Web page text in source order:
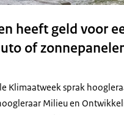
heeft geld voor
of
Klimaatweek sprak
Milieu en